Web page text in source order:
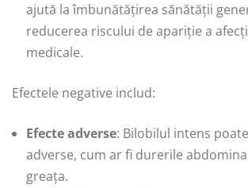
ajută la îmbunătățirea sănătății
reducerea riscului de apariție a
medicale.
Efectele negative includ:
Efecte adverse: Bilobilul intens
adverse, cum ar fi durerile
greața.